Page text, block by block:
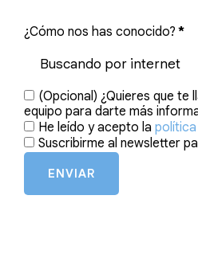
¿Cómo nos has conocido? *
(Opcional) ¿Quieres que te
equipo para darte más
He leído y acepto la
Suscribirme al newsletter
ENVIAR